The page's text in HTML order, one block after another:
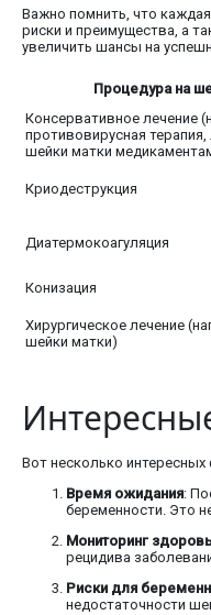
Важно помнить, что
риски и преимущества, а
увеличить шансы на
Процедура на
Консервативное лечение
противовирусная терапия,
шейки матки
Криодеструкция
Диатермокоагуляция
Конизация
Хирургическое лечение
шейки матки)
Вот несколько
Время ожидания:
беременности. Это
Мониторинг
рецидива
Риски для
недостаточности